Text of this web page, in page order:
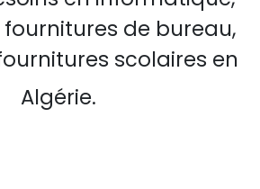
de bureau,
scolaires en
Algérie.